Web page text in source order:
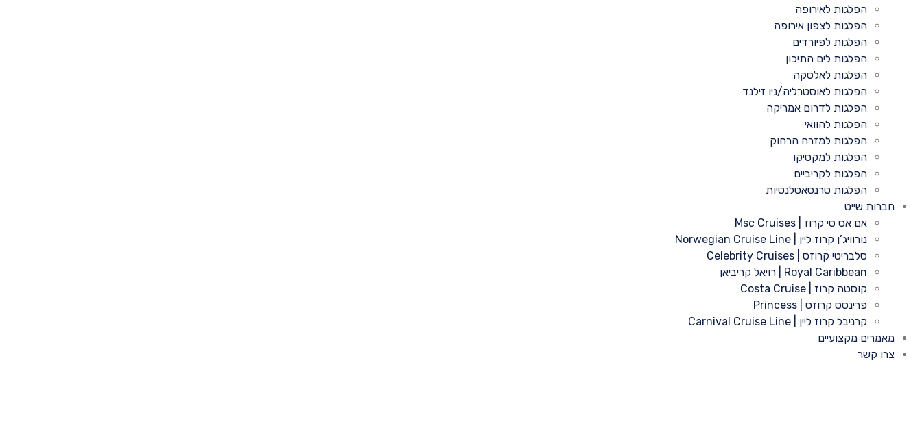
הפלגות לאירופה
הפלגות לצפון אירופה
הפלגות לפיורדים
הפלגות לים התיכון
הפלגות לאלסקה
הפלגות לאוסטרליה/ניו זילנד
הפלגות לדרום אמריקה
הפלגות להוואי
הפלגות למזרח הרחוק
הפלגות למקסיקו
הפלגות לקריביים
הפלגות טרנסאטלנטיות
חברות שייט
אם אס סי קרוז | Msc Cruises
נורוויג’ן קרוז ליין | Norwegian Cruise Line
סלבריטי קרוזס | Celebrity Cruises
Royal Caribbean | רויאל קריביאן
קוסטה קרוז | Costa Cruise
פרינסס קרוזס | Princess
קרניבל קרוז ליין | Carnival Cruise Line
מאמרים מקצועיים
צרו קשר